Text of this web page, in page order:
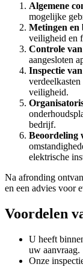
Algemene
mogelijke
Metingen en
veiligheid en
Controle
aangesloten
Inspectie
veiligheid.
bedrijf.
Beoordeling
elektrische
Na afronding
en een advies voor
Voordelen
U heeft
uw aanvraag.
Onze